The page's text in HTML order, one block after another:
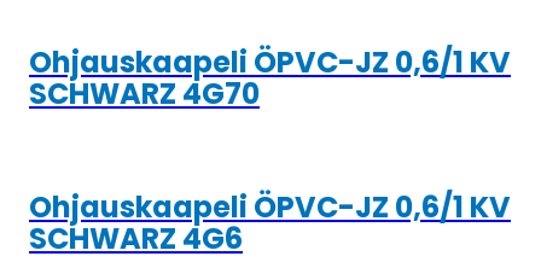
Ohjauskaapeli ÖPVC-JZ 0,6/1 KV
SCHWARZ 4G70
Ohjauskaapeli ÖPVC-JZ 0,6/1 KV
SCHWARZ 4G6